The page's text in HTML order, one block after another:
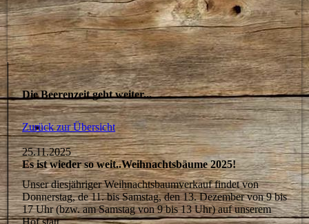
Die Beerenzeit geht weiter...
Zurück zur Übersicht
25.11.2025
Es ist wieder so weit..Weihnachtsbäume 2025!
Unser diesjähriger Weihnachtsbaumverkauf findet von
Donnerstag, de 11. bis Samstag, den 13. Dezember von 9 bis
17 Uhr (bzw. am Samstag von 9 bis 13 Uhr) auf unserem
Hof statt.